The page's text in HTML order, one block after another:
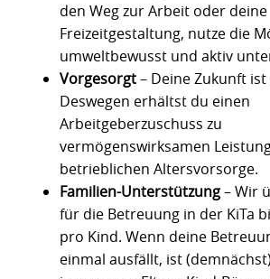
den Weg zur Arbeit oder deine
Freizeitgestaltung, nutze die
umweltbewusst und aktiv
Vorgesorgt– Deine Zukunft
Deswegen erhältst du einen
Arbeitgeberzuschuss zu
vermögenswirksamen
betrieblichen Altersvorsorge.
Familien-Unterstützung– Wir
für die Betreuung in der KiTa
pro Kind. Wenn deine
einmal ausfällt, ist